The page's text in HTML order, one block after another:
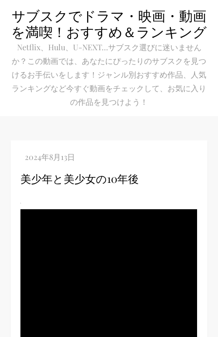
content
サブスクでドラマ・映画・動画
を満喫！おすすめ＆ランキング
Netflix、Hulu、U-NEXT…サブスク選びに迷いません
か？この動画では、あなたにぴったりのサブスクを見つ
けるお手伝いをします！ジャンル別おすすめ作品、人気
ランキングなど今すぐ動画をチェックして、お気に入り
の作品を見つけよう！
美少年と美少女の10年後